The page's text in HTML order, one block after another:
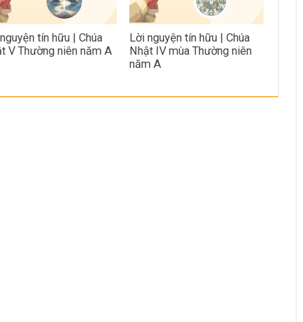
tín hữu | Chúa
V Thường niên năm A
Lời nguyện tín hữu | Chúa
Nhật IV mùa Thường niên
năm A